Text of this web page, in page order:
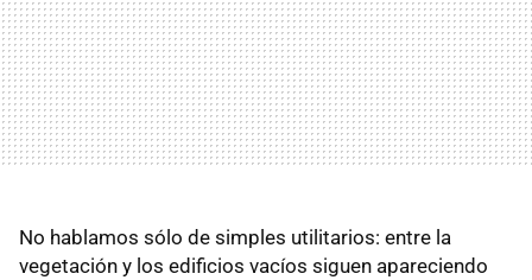
No hablamos sólo de simples utilitarios: entre la
vegetación y los edificios vacíos siguen apareciendo